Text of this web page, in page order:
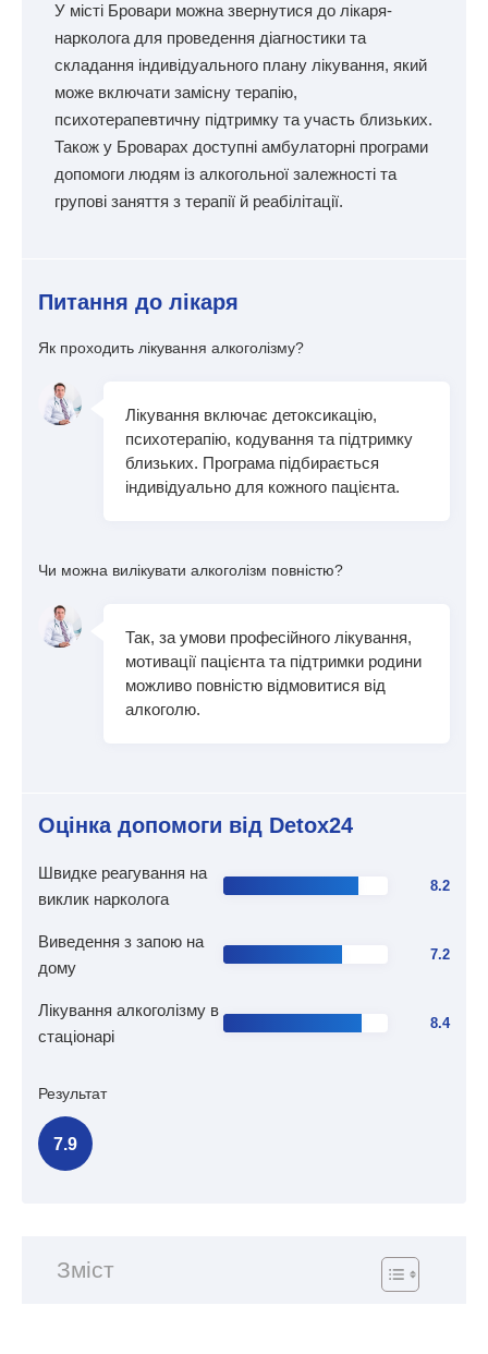
У місті Бровари можна звернутися до лікаря-
нарколога для проведення діагностики та
складання індивідуального плану лікування, який
може включати замісну терапію,
психотерапевтичну підтримку та участь близьких.
Також у Броварах доступні амбулаторні програми
допомоги людям із алкогольної залежності та
групові заняття з терапії й реабілітації.
Питання до лікаря
Як проходить лікування алкоголізму?
Лікування включає детоксикацію,
психотерапію, кодування та підтримку
близьких. Програма підбирається
індивідуально для кожного пацієнта.
Чи можна вилікувати алкоголізм повністю?
Так, за умови професійного лікування,
мотивації пацієнта та підтримки родини
можливо повністю відмовитися від
алкоголю.
Оцінка допомоги від Detox24
Швидке реагування на
виклик нарколога
8.2
Виведення з запою на
дому
7.2
Лікування алкоголізму в
стаціонарі
8.4
Результат
7.9
Зміст